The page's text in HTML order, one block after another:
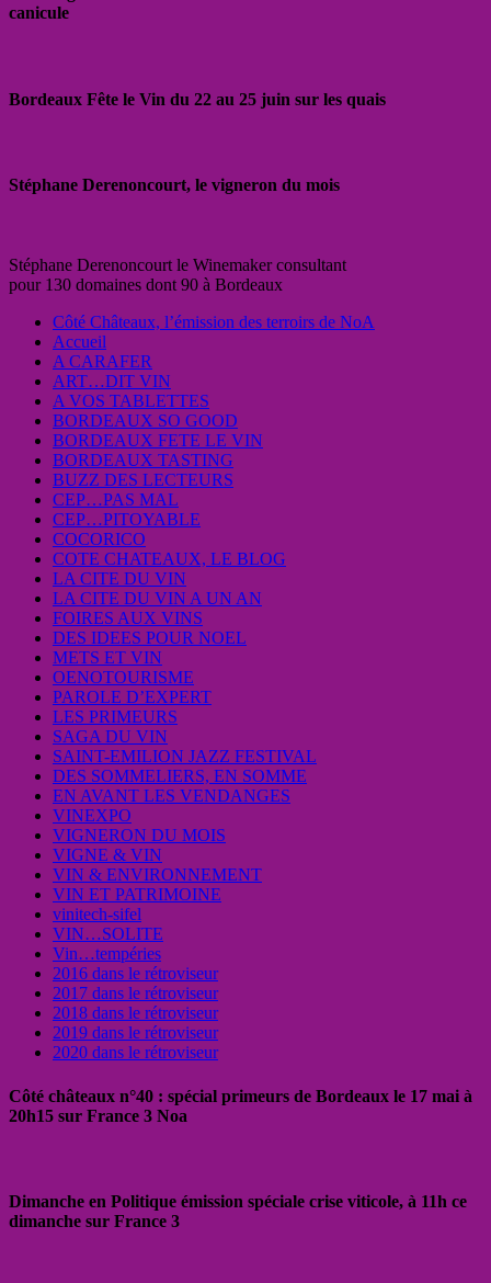
canicule
Bordeaux Fête le Vin du 22 au 25 juin sur les quais
Stéphane Derenoncourt, le vigneron du mois
Stéphane Derenoncourt le Winemaker consultant
pour 130 domaines dont 90 à Bordeaux
Côté Châteaux, l’émission des terroirs de NoA
Accueil
A CARAFER
ART…DIT VIN
A VOS TABLETTES
BORDEAUX SO GOOD
BORDEAUX FETE LE VIN
BORDEAUX TASTING
BUZZ DES LECTEURS
CEP…PAS MAL
CEP…PITOYABLE
COCORICO
COTE CHATEAUX, LE BLOG
LA CITE DU VIN
LA CITE DU VIN A UN AN
FOIRES AUX VINS
DES IDEES POUR NOEL
METS ET VIN
OENOTOURISME
PAROLE D’EXPERT
LES PRIMEURS
SAGA DU VIN
SAINT-EMILION JAZZ FESTIVAL
DES SOMMELIERS, EN SOMME
EN AVANT LES VENDANGES
VINEXPO
VIGNERON DU MOIS
VIGNE & VIN
VIN & ENVIRONNEMENT
VIN ET PATRIMOINE
vinitech-sifel
VIN…SOLITE
Vin…tempéries
2016 dans le rétroviseur
2017 dans le rétroviseur
2018 dans le rétroviseur
2019 dans le rétroviseur
2020 dans le rétroviseur
Côté châteaux n°40 : spécial primeurs de Bordeaux le 17 mai à
20h15 sur France 3 Noa
Dimanche en Politique émission spéciale crise viticole, à 11h ce
dimanche sur France 3